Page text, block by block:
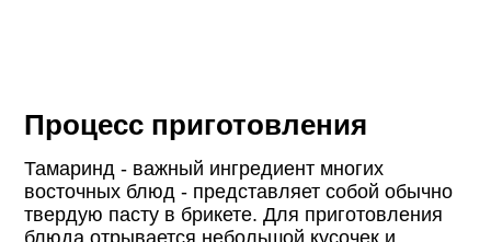
Процесс приготовления
Тамаринд - важный ингредиент многих
восточных блюд - представляет собой обычно
твердую пасту в брикете. Для приготовления